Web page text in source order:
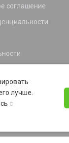
соглашение
лучше.
с